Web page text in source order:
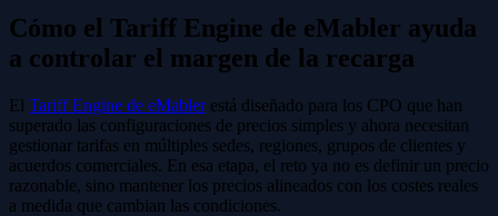
Cómo el Tariff Engine de eMabler ayuda
a controlar el margen de la recarga
El Tariff Engine de eMablerestá diseñado para los CPO que han
superado las configuraciones de precios simples y ahora necesitan
gestionar tarifas en múltiples sedes, regiones, grupos de clientes y
acuerdos comerciales. En esa etapa, el reto ya no es definir un precio
razonable, sino mantener los precios alineados con los costes reales
a medida que cambian las condiciones.